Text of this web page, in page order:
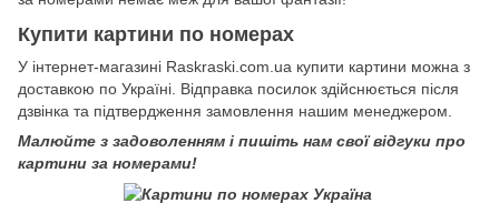
Купити картини по номерах
У інтернет-магазині Raskraski.com.ua купити картини можна з
доставкою по Україні. Відправка посилок здійснюється після
дзвінка та підтвердження замовлення нашим менеджером.
Малюйте з задоволенням і пишіть нам свої відгуки про
картини за номерами!